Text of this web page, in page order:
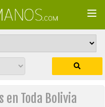
en Toda Bolivia